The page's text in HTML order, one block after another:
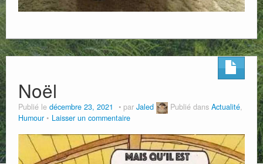
Noël
Publié le décembre 23, 2021 par Jaled Publié dans Actualité,
Humour
Laisser un commentaire